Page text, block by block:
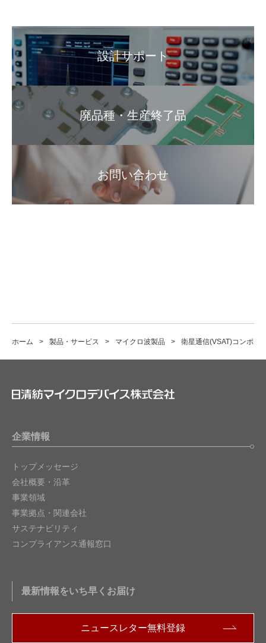
設計サポート
廃品種・生産終了品
お問い合わせ
ホーム 製品・サービス マイクロ波製品 衛星通信(VSAT)コンポー
企業情報
トップメッセージ
会社概要・沿革
事業領域
事業拠点・関連会社
サステナビリティ
コンプライアンス通報窓口
最新情報をいち早くお届け
ニュースレター無料登録